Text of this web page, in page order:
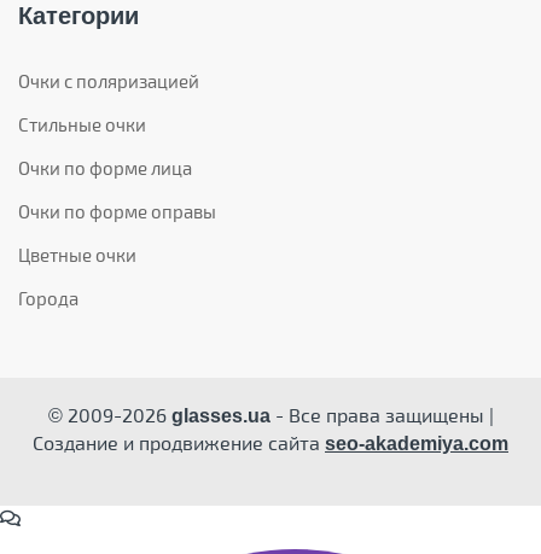
Категории
Очки с поляризацией
Стильные очки
Очки по форме лица
Очки по форме оправы
Цветные очки
Города
© 2009-2026glasses.ua - Все права защищены |
Создание и продвижение сайта seo-akademiya.com